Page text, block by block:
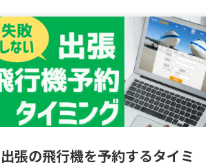
出張の飛行機を予約するタイミ